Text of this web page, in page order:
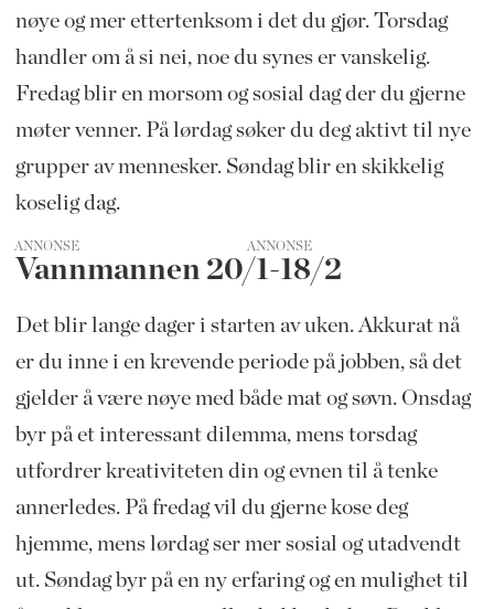
nøye og mer ettertenksom i det du gjør. Torsdag
handler om å si nei, noe du synes er vanskelig.
Fredag blir en morsom og sosial dag der du gjerne
møter venner. På lørdag søker du deg aktivt til nye
grupper av mennesker. Søndag blir en skikkelig
koselig dag.
ANNONSE
Vannmannen 20/1-18/2
Det blir lange dager i starten av uken. Akkurat nå
er du inne i en krevende periode på jobben, så det
gjelder å være nøye med både mat og søvn. Onsdag
byr på et interessant dilemma, mens torsdag
utfordrer kreativiteten din og evnen til å tenke
annerledes. På fredag vil du gjerne kose deg
hjemme, mens lørdag ser mer sosial og utadvendt
ut. Søndag byr på en ny erfaring og en mulighet til